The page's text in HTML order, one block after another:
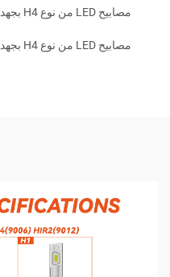
مصابيح LED من نوع H4 بجهد 24 فولت
مصابيح LED من نوع H4 بجهد 12 فولت